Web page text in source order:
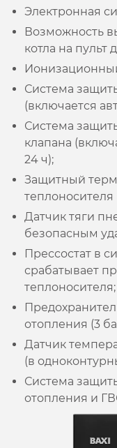
Электронная
Возможность
котла на пульт
Система
(включается
Система
клапана
24 ч);
Защитный
Датчик тяги
безопасным
Прессостат в
срабатывает
теплоносителя;
отопления (3
Датчик
(в
Система
отопления и